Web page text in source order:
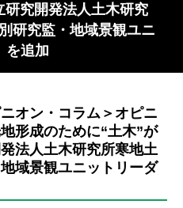
究開発法人土木研究
研究監・地域景観ユニ
を追加
オン・コラム＞オピニ
形成のために“土木”が
法人土木研究所寒地土
域景観ユニットリーダ